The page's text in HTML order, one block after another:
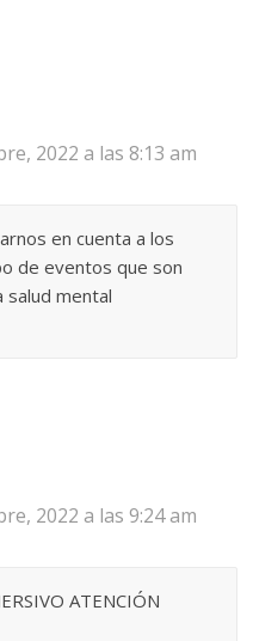
2022 a las 8:13 am
en cuenta a los
de eventos que son
mental
2022 a las 9:24 am
ATENCIÓN